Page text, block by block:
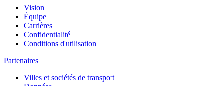
Vision
Équipe
Carrières
Confidentialité
Conditions d'utilisation
Partenaires
Villes et sociétés de transport